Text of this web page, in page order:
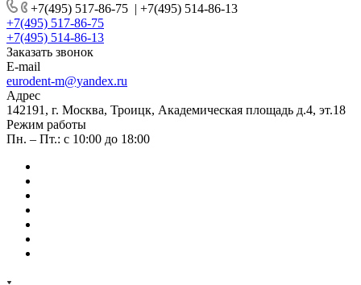
+7(495) 517-86-75 | +7(495) 514-86-13
+7(495) 517-86-75
+7(495) 514-86-13
Заказать звонок
E-mail
eurodent-m@yandex.ru
Адрес
142191, г. Москва, Троицк, Академическая площадь д.4, эт.18
Режим работы
Пн. – Пт.: с 10:00 до 18:00